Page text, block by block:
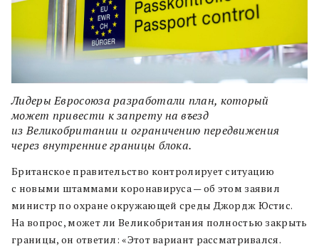
Лидеры Евросоюза разработали план, который
может привести к запрету на въезд
из Великобритании и ограничению передвижения
через внутренние границы блока.
Британское правительство контролирует ситуацию
с новыми штаммами коронавируса — об этом заявил
министр по охране окружающей среды Джордж Юстис.
На вопрос, может ли Великобритания полностью закрыть
границы, он ответил: «Этот вариант рассматривался.